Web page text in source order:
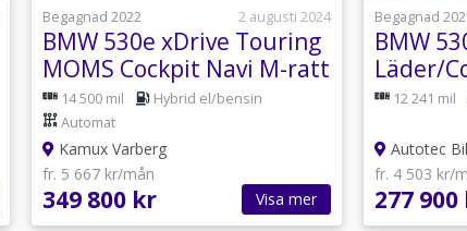
Begagnad 2022
2 augusti 2024
BMW 530e xDrive Touring
MOMS Cockpit Navi M-ratt
292hk
14 500 mil
Hybrid el/bensin
Automat
Kamux Varberg
fr. 5 667 kr/mån
349 800 kr Visa mer
Begagnad
BMW
Läder/
12 241 mil
Autotec
fr. 4 503 kr/
277